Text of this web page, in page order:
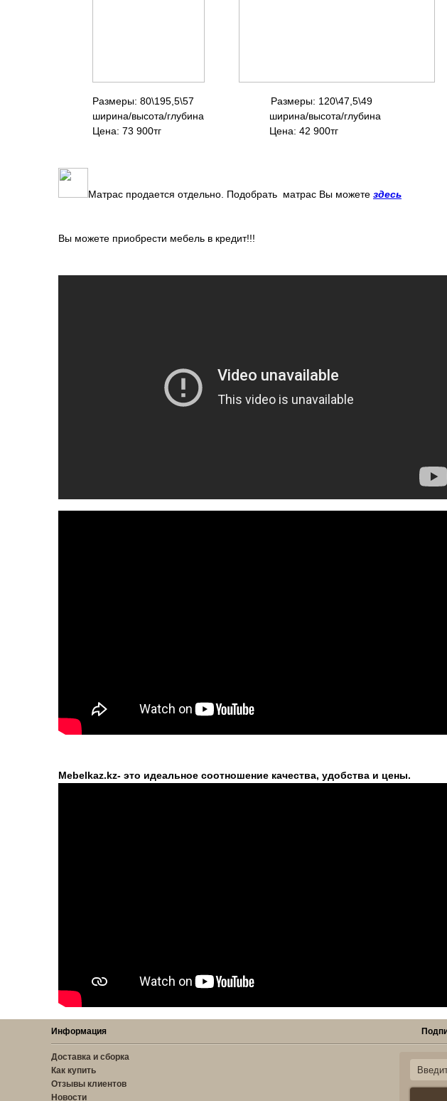
Размеры: 80\195,5\57 Размеры:
ширина/высота/глубина ширина/высота/глубина
Цена: 73 900тг Цена: 42 900тг
Матрас продается отдельно. Подобрать матрас Вы можете здесь
Вы можете приобрести мебель в кредит!!!
Mebelkaz.kz- это идеальное соотношение качества, удобства и цены.
Информация
Доставка и сборка
Как купить
Отзывы клиентов
Новости